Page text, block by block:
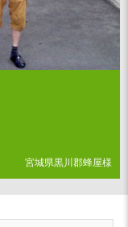
宮城県黒川郡蜂屋様